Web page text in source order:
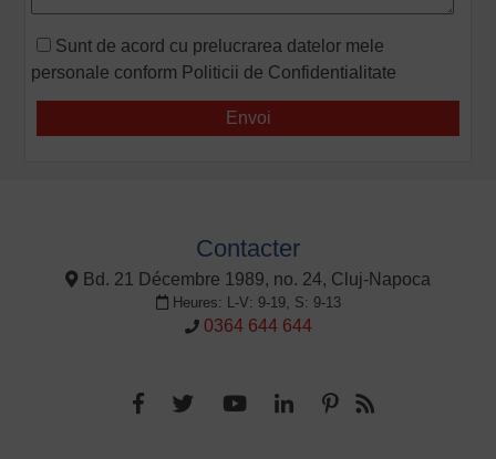
Sunt de acord cu prelucrarea datelor mele
personale conform Politicii de Confidentialitate
Contacter
Bd. 21 Décembre 1989, no. 24, Cluj-Napoca
Heures: L-V: 9-19, S: 9-13
0364 644 644